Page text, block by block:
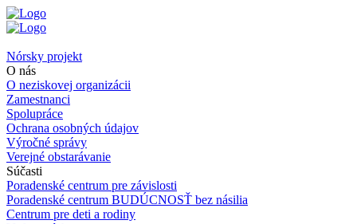
Nórsky projekt
O nás
O neziskovej organizácii
Zamestnanci
Spolupráce
Ochrana osobných údajov
Výročné správy
Verejné obstarávanie
Súčasti
Poradenské centrum pre závislosti
Poradenské centrum BUDÚCNOSŤ bez násilia
Centrum pre deti a rodiny